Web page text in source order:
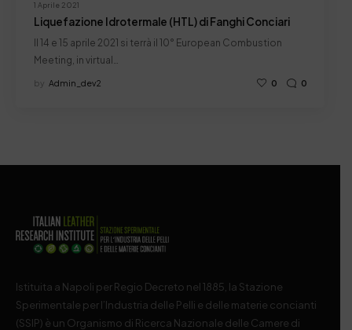
1 Aprile 2021
Liquefazione Idrotermale (HTL) di Fanghi Conciari
Il 14 e 15 aprile 2021 si terrà il 10° European Combustion
Meeting, in virtual…
by Admin_dev2 0 0
Istituita a Napoli per Regio Decreto nel 1885, la Stazione
Sperimentale per l’Industria delle Pelli e delle materie concianti
(SSIP) è un Organismo di Ricerca Nazionale delle Camere di